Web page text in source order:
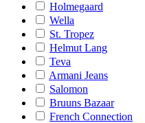
Holmegaard
Wella
St. Tropez
Helmut Lang
Teva
Armani Jeans
Salomon
Bruuns Bazaar
French Connection